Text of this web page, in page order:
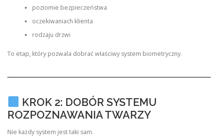
poziomie bezpieczeństwa
oczekiwaniach klienta
rodzaju drzwi
To etap, który pozwala dobrać właściwy system biometryczny.
KROK 2: DOBÓR SYSTEMU
ROZPOZNAWANIA TWARZY
Nie każdy system jest taki sam.